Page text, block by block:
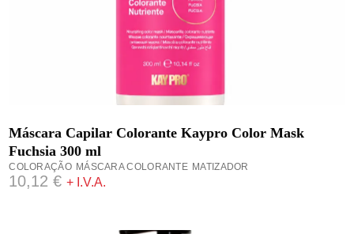
COLORAÇÃO MÁSCARA COLORANTE MATIZADOR
10,12€ + I.V.A.
Máscara Capilar Colorante Kaypro Color Mask
Fuchsia 300 ml